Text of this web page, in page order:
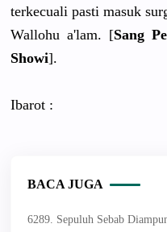
terkecuali pasti masuk
Wallohu a'lam. [Sang
Showi].
Ibarot :
BACA JUGA
6289. Sepuluh Sebab